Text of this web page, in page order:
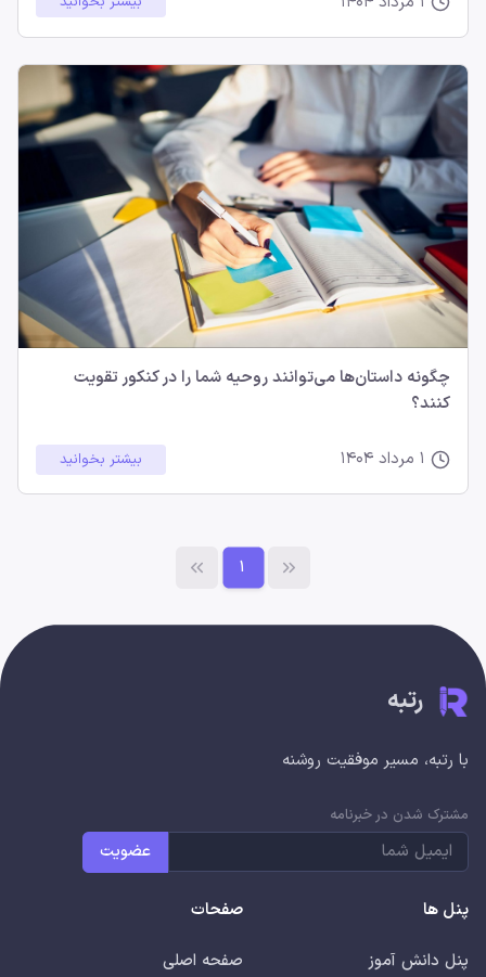
چگونه داستان‌ها می‌توانند روحیه شما را در کنکور تقویت
کنند؟
بیشتر بخوانید
1
رتبه
با رتبه، مسیر موفقیت روشنه
مشترک شدن در خبرنامه
عضویت
پنل ها
پنل دانش آموز
صفحات
صفحه اصلی